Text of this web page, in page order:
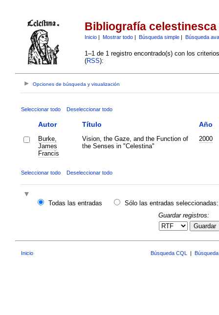
Bibliografía celestinesca
Inicio| Mostrar todo| Búsqueda simple| Búsqueda
1–1 de 1 registro encontrado(s) con los
(RSS):
Opciones de búsqueda y visualización
Seleccionar todo Deseleccionar todo
Autor Título Año
Burke,
James
Francis
Vision, the Gaze, and the Function of
the Senses in "Celestina"
2000
Seleccionar todo Deseleccionar todo
Todas las entradas
Sólo las entradas seleccionadas:
Guardar registros:
Guardar
Inicio Búsqueda CQL